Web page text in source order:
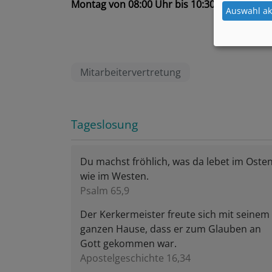
Montag von 08:00 Uhr bis 10:30 Uhr und
Mitarbeitervertretung
Tageslosung
Du machst fröhlich, was da lebet im Osten
wie im Westen.
Psalm 65,9
Der Kerkermeister freute sich mit seinem
ganzen Hause, dass er zum Glauben an
Gott gekommen war.
Apostelgeschichte 16,34
Auswahl